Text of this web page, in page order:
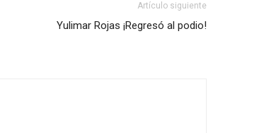
Artículo siguiente
Yulimar Rojas ¡Regresó al podio!